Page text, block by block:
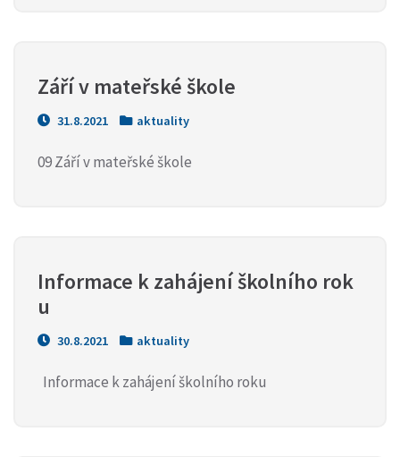
Září v mateřské škole
31.8.2021 aktuality
09 Září v mateřské škole
Informace k zahájení školního rok
u
30.8.2021 aktuality
Informace k zahájení školního roku